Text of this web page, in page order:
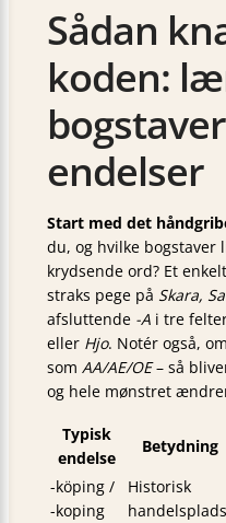
Sådan
koden:
endelser
Start med det
du, og hvilke bogstaver
krydsende ord? Et enkelt
straks pege på Skara,
afsluttende -A i tre
eller Hjo. Notér også,
som AA/AE/OE– så
og hele mønstret
Typisk
endelse
Betydning
-köping /
-koping
Historisk
handelsplads